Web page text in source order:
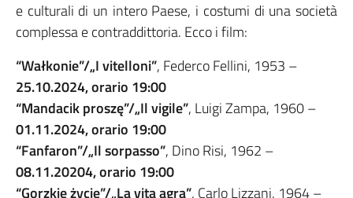
e culturali di un intero Paese, i costumi di una società
complessa e contraddittoria. Ecco i film:
“Wałkonie”/„I vitelloni”, Federco Fellini, 1953 –
25.10.2024, orario 19:00
“Mandacik proszę”/„Il vigile”, Luigi Zampa, 1960 –
01.11.2024, orario 19:00
“Fanfaron”/„Il sorpasso”, Dino Risi, 1962 –
08.11.20204, orario 19:00
“Gorzkie życie”/„La vita agra”, Carlo Lizzani, 1964 –